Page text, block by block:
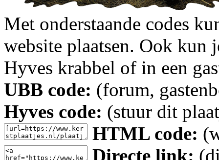
Met onderstaande codes
website plaatsen. Ook kun
Hyves krabbel of in een
UBB code: (forum,
Hyves code: (stuur dit
HTML code:
Directe link: